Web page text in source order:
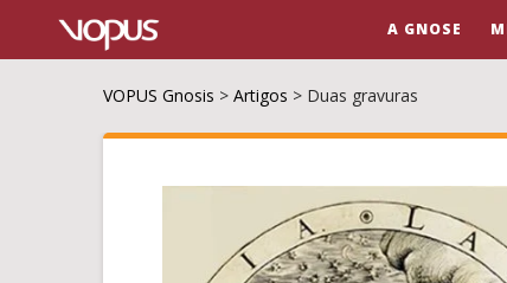
A GNOSE
VOPUS Gnosis > Artigos > Duas gravuras